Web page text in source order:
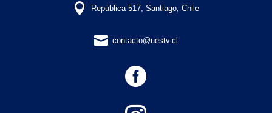
 República 517, Santiago, Chile
 contacto@uestv.cl
